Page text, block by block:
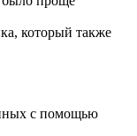
который также
с помощью